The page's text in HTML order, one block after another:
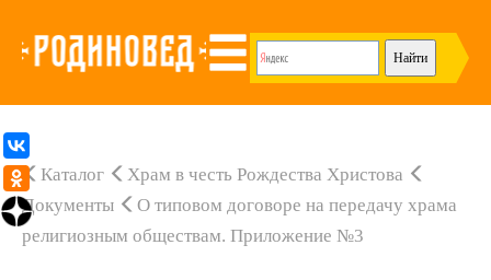
Каталог
Храм в честь Рождества Христова
Документы
О типовом договоре на передачу храма
религиозным обществам. Приложение №3